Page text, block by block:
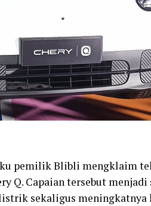
pemilik Blibli mengklaim
Q. Capaian tersebut
sekaligus meningkatnya